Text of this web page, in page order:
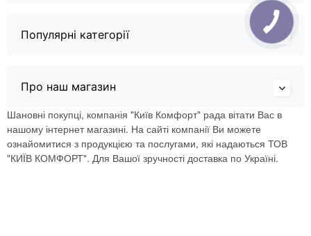
Популярні категорії
Про наш магазин
Шановні покупці, компанія "Київ Комфорт" рада вітати Вас в
нашому інтернет магазині. На сайті компанії Ви можете
ознайомитися з продукцією та послугами, які надаються ТОВ
"КИЇВ КОМФОРТ". Для Вашої зручності доставка по Україні.